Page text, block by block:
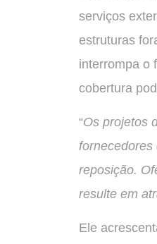
serviços
estruturas
interrompa o
cobertura
“Os projetos
fornecedores
reposição.
resulte em
Ele